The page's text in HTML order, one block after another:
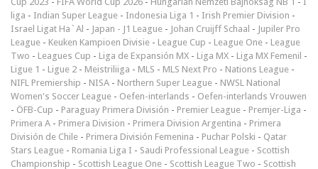
liga - Indian Super League - Indonesia Liga 1 - Irish Premier Division -
Israel Ligat Ha`Al - Japan - J1 League - Johan Cruijff Schaal - Jupiler Pro
League - Keuken Kampioen Divisie - League Cup - League One - League
Two - Leagues Cup - Liga de Expansión MX - Liga MX - Liga MX Femenil -
Ligue 1 - Ligue 2 - Meistriliiga - MLS - MLS Next Pro - Nations League -
NIFL Premiership - NISA - Northern Super League - NWSL National
Women's Soccer League - Oefen-interlands - Oefen-interlands Vrouwen
- ÖFB-Cup - Paraguay Primera División - Premier League - Premjer-Liga -
Primera A - Primera Division - Primera Division Argentina - Primera
División de Chile - Primera División Femenina - Puchar Polski - Qatar
Stars League - Romania Liga I - Saudi Professional League - Scottish
Championship - Scottish League One - Scottish League Two - Scottish